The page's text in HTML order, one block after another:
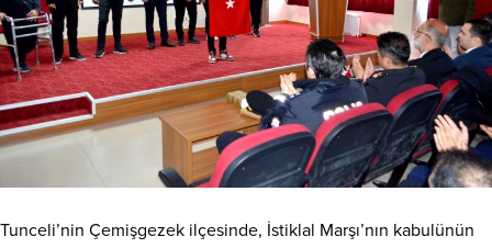
Tunceli’nin Çemişgezek ilçesinde, İstiklal Marşı’nın kabulünün